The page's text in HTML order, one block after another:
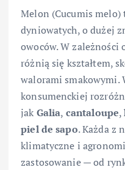
Melon (Cucumis
dyniowatych, o dużej
owoców. W zależności
różnią się kształtem,
walorami smakowymi.
konsumenckiej
jak Galia, cantaloupe,
piel de sapo. Każda z
klimatyczne i
zastosowanie — od